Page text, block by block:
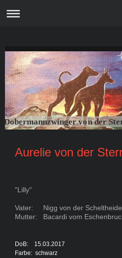
Dobermannzwinger von der
Aurelie von der
"Lilly"
Vater: Nigg von der Scheltheide
Mutter: Bacardi vom
DoB: 15.03.2017
Farbe: schwarz